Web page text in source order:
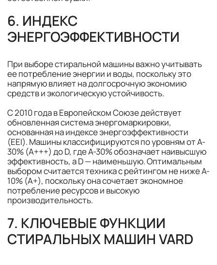
6. ИНДЕКС
ЭНЕРГОЭФФЕКТИВНОСТИ
При выборе стиральной машины важно учитывать
ее потребление энергии и воды, поскольку это
напрямую влияет на долгосрочную экономию
средств и экологическую устойчивость.
С 2010 года в Европейском Союзе действует
обновленная система энергомаркировки,
основанная на индексе энергоэффективности
(EEI). Машины классифицируются по уровням от A-
30% (A+++) до D, где A-30% обозначает наивысшую
эффективность, а D — наименьшую. Оптимальным
выбором считается техника с рейтингом не ниже A-
10% (A+), поскольку она сочетает экономное
потребление ресурсов и высокую
производительность.
7. КЛЮЧЕВЫЕ ФУНКЦИИ
СТИРАЛЬНЫХ МАШИН VARD